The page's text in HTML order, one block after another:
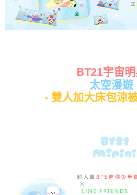
BT21宇宙
太空漫遊
- 雙人加大床包涼